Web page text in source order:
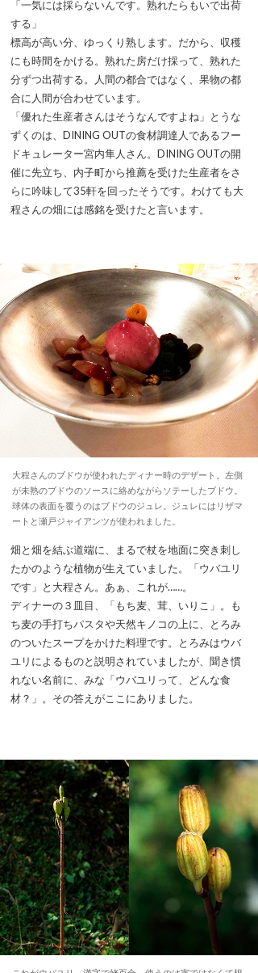
「一気には採らないんです。熟れたらもいで出荷
する」
標高が高い分、ゆっくり熟します。だから、収穫
にも時間をかける。熟れた房だけ採って、熟れた
分ずつ出荷する。人間の都合ではなく、果物の都
合に人間が合わせています。
「優れた生産者さんはそうなんですよね」とうな
ずくのは、DINING OUTの食材調達人であるフー
ドキュレーター宮内隼人さん。DINING OUTの開
催に先立ち、内子町から推薦を受けた生産者をさ
らに吟味して35軒を回ったそうです。わけても大
程さんの畑には感銘を受けたと言います。
大程さんのブドウが使われたディナー時のデザート。左側
が未熟のブドウのソースに絡めながらソテーしたブドウ。
球体の表面を覆うのはブドウのジュレ。ジュレにはリザマ
ートと瀬戸ジャイアンツが使われました。
畑と畑を結ぶ道端に、まるで杖を地面に突き刺し
たかのような植物が生えていました。「ウバユリ
です」と大程さん。あぁ、これが……。
ディナーの３皿目、「もち麦、茸、いりこ」。も
ち麦の手打ちパスタや天然キノコの上に、とろみ
のついたスープをかけた料理です。とろみはウバ
ユリによるものと説明されていましたが、聞き慣
れない名前に、みな「ウバユリって、どんな食
材？」。その答えがここにありました。